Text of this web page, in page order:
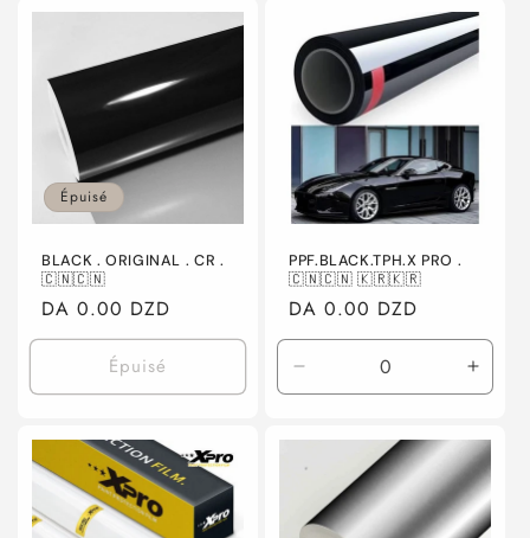
Title
de
Épuisé
BLACK . ORIGINAL . CR .
🇨🇳🇨🇳
Prix
habituel
DA 0.00 DZD
Épuisé
PPF.BLACK.TPH.X PRO .
🇨🇳🇨🇳 🇰🇷🇰🇷
Prix
habituel
DA 0.00 DZD
la
Default
Title
la
de
Title